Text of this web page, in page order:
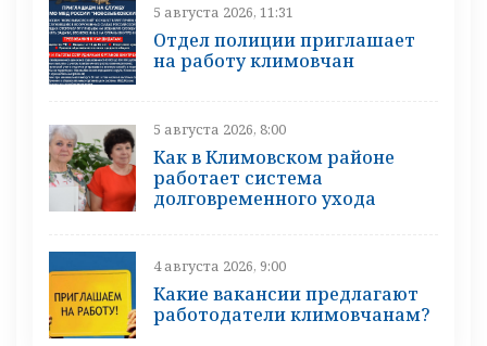
5 августа 2026, 11:31
Отдел полиции приглашает
на работу климовчан
5 августа 2026, 8:00
Как в Климовском районе
работает система
долговременного ухода
4 августа 2026, 9:00
Какие вакансии предлагают
работодатели климовчанам?